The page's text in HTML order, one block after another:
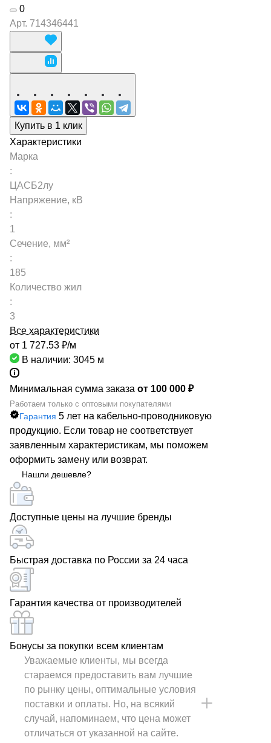
0
Арт. 714346441
Купить в 1 клик
Характеристики
Марка
:
ЦАСБ2лу
Напряжение, кВ
:
1
Сечение, мм²
:
185
Количество жил
:
3
Все характеристики
от 1 727.53 ₽/м
В наличии: 3045 м
Минимальная сумма заказа от 100 000 ₽
Работаем только с оптовыми покупателями
Гарантия 5 лет на кабельно-проводниковую
продукцию. Если товар не соответствует
заявленным характеристикам, мы поможем
оформить замену или возврат.
Нашли дешевле?
Доступные цены на лучшие бренды
Быстрая доставка по России за 24 часа
Гарантия качества от производителей
Бонусы за покупки всем клиентам
Уважаемые клиенты, мы всегда
стараемся предоставить вам лучшие
по рынку цены, оптимальные условия
поставки и оплаты. Но, на всякий
случай, напоминаем, что цена может
отличаться от указанной на сайте.